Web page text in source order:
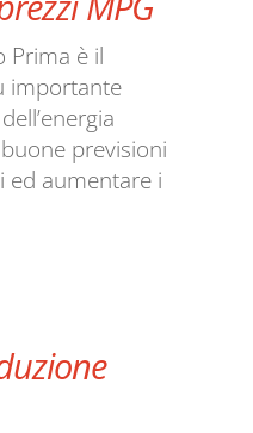
Prima è il
importante
previsioni
ed aumentare i